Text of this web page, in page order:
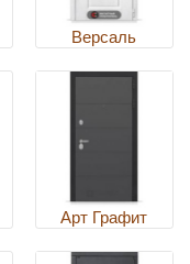
Версаль
Арт Графит